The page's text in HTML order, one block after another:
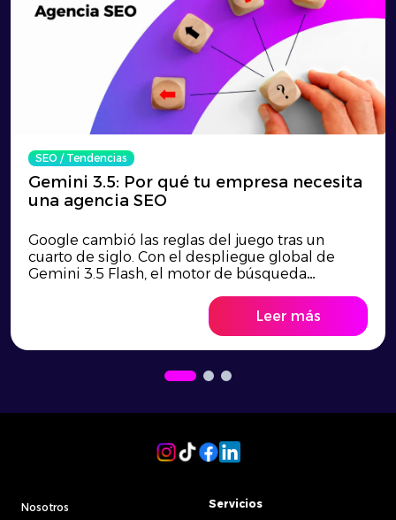
SEO/Tendencias
Gemini 3.5: Por qué tu empresa necesita
una agencia SEO
Google cambió las reglas del juego tras un
cuarto de siglo. Con el despliegue global de
Gemini 3.5 Flash, el motor de búsqueda
autónomos e inteligencia contextual que
destruye el SEO tradicional de palabras clave.
Descubre cómo transformar esta disrupción
qué tu empresa necesita una estrategia de
Leer más
Nosotros
Servicios